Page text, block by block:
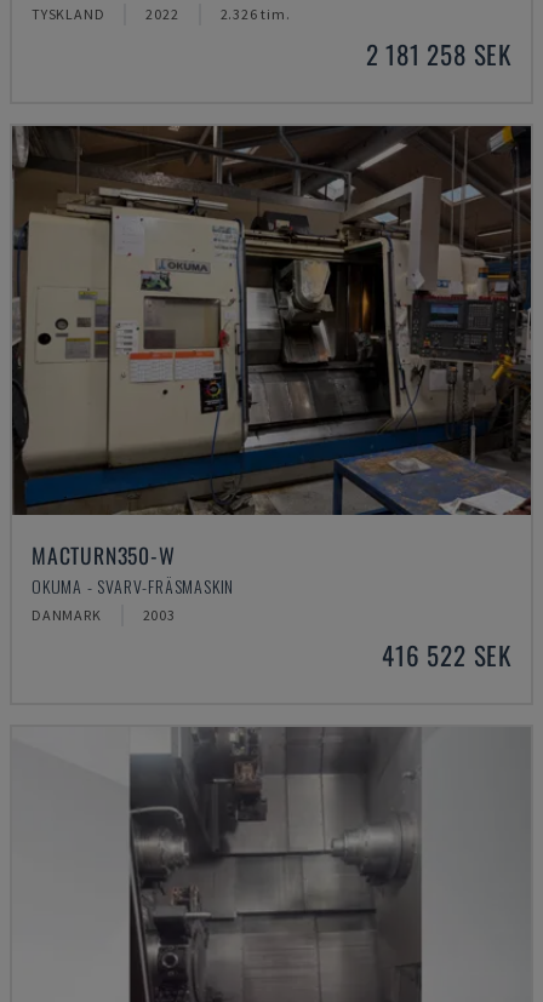
TYSKLAND 2022 2.326 tim.
2 181 258 SEK
MACTURN350-W
OKUMA - SVARV-FRÄSMASKIN
DANMARK 2003
416 522 SEK